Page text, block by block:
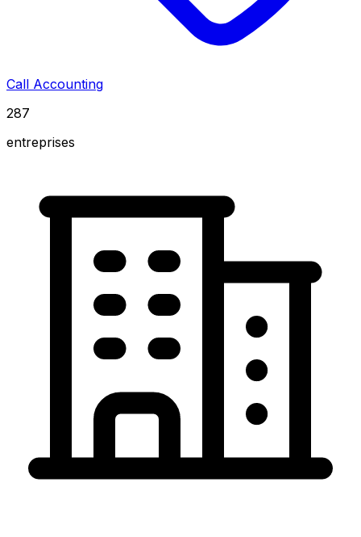
Call Accounting
287
entreprises